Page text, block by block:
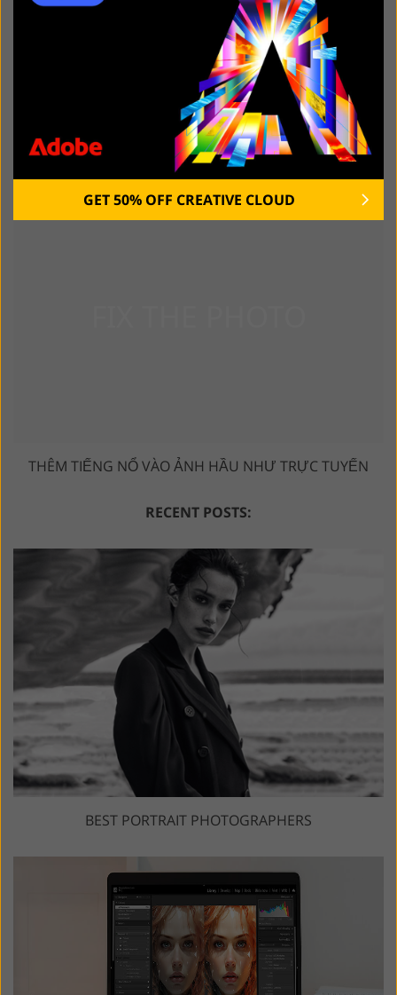
ỨNG DỤNG TẠO ĐƯỜNG VIỀN ĐỂ TẠO ĐƯỜNG VIỀN
HOÀN HẢO NHÌN TRỰC TUYẾN
THÊM TIẾNG NỔ VÀO ẢNH HẦU NHƯ TRỰC TUYẾN
RECENT POSTS:
BEST PORTRAIT PHOTOGRAPHERS
GET 50% OFF CREATIVE CLOUD